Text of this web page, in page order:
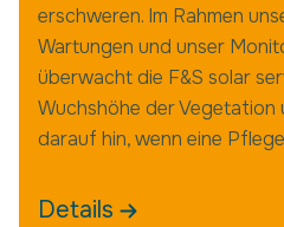
erschweren. Im Rahmen
Wartungen und unser
überwacht die F&S solar
Wuchshöhe der
darauf hin, wenn eine
Details